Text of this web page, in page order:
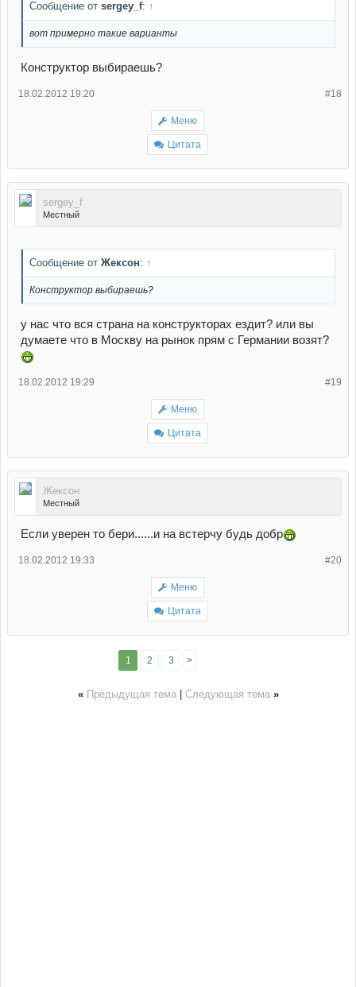
Сообщение от sergey_f: ↑
вот примерно такие варианты
Конструктор выбираешь?
#18
18.02.2012 19:20
Меню
Цитата
sergey_f
Местный
Сообщение от Жексон: ↑
Конструктор выбираешь?
у нас что вся страна на конструкторах ездит? или вы
думаете что в Москву на рынок прям с Германии возят?
#19
18.02.2012 19:29
Меню
Цитата
Жексон
Местный
Если уверен то бери......и на встерчу будь добр
#20
18.02.2012 19:33
Меню
Цитата
1 2 3 >
« Предыдущая тема Следующая тема »